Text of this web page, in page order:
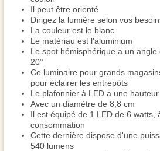
Il peut être orienté
Dirigez la lumière selon vos
La couleur est le blanc
Le matériau est l'aluminium
Le spot hémisphérique a un
20°
Ce luminaire pour grands
pour éclairer les entrepôts
Le plafonnier à LED a une
Avec un diamètre de 8,8 cm
Il est équipé de 1 LED de 6 watts,
consommation
Cette dernière dispose d'une
540 lumens